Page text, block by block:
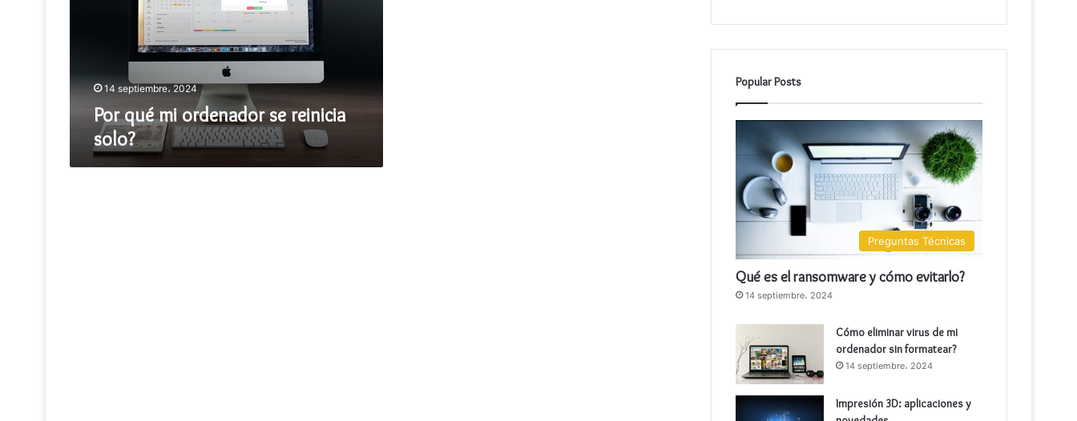
14 septiembre، 2024
Por qué mi ordenador se reinicia
solo?
Popular Posts
Preguntas Técnicas
Qué es el ransomware y cómo evitarlo?
14 septiembre، 2024
Cómo eliminar virus de mi
ordenador sin formatear?
14 septiembre، 2024
Impresión 3D: aplicaciones y